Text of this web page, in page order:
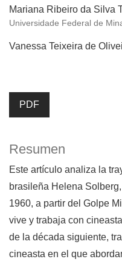
Mariana Ribeiro da Silva
Universidade Federal de
Vanessa Teixeira de
PDF
Resumen
Este artículo analiza la
brasileña Helena
1960, a partir del Golpe
vive y trabaja con
de la década siguiente,
cineasta en el que